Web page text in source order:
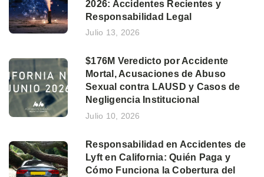
2026: Accidentes Recientes y
Responsabilidad Legal
Julio 13, 2026
$176M Veredicto por Accidente
Mortal, Acusaciones de Abuso
Sexual contra LAUSD y Casos de
Negligencia Institucional
Julio 10, 2026
Responsabilidad en Accidentes de
Lyft en California: Quién Paga y
Cómo Funciona la Cobertura del